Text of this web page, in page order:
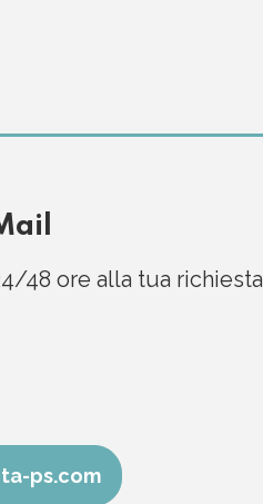
48 ore alla tua richiesta
ps.com